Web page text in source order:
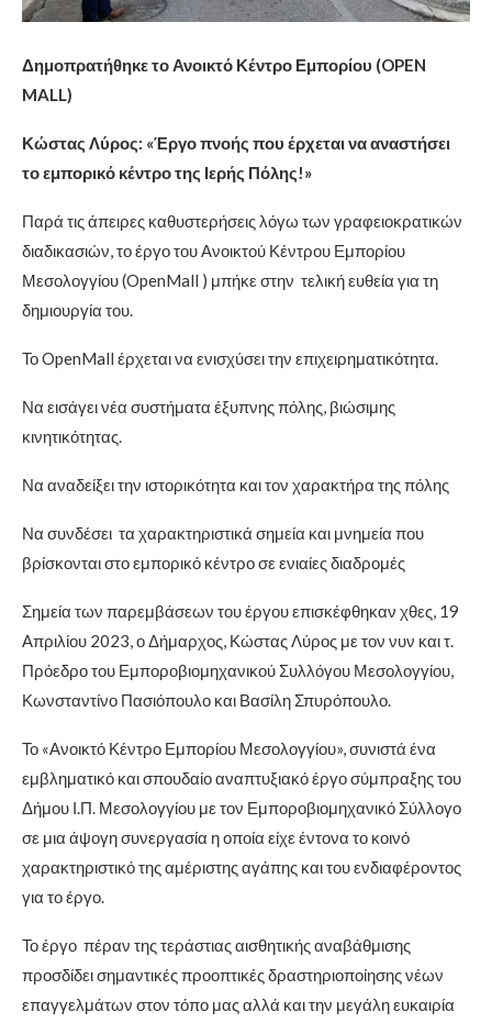
Δημοπρατήθηκε το Ανοικτό Κέντρο Εμπορίου (OPEN
MALL)
Κώστας Λύρος: «Έργο πνοής που έρχεται να αναστήσει
το εμπορικό κέντρο της Ιερής Πόλης!»
Παρά τις άπειρες καθυστερήσεις λόγω των γραφειοκρατικών
διαδικασιών, το έργο του Ανοικτού Κέντρου Εμπορίου
Μεσολογγίου (OpenMall ) μπήκε στην τελική ευθεία για τη
δημιουργία του.
Το OpenMall έρχεται να ενισχύσει την επιχειρηματικότητα.
Να εισάγει νέα συστήματα έξυπνης πόλης, βιώσιμης
κινητικότητας.
Να αναδείξει την ιστορικότητα και τον χαρακτήρα της πόλης
Να συνδέσει τα χαρακτηριστικά σημεία και μνημεία που
βρίσκονται στο εμπορικό κέντρο σε ενιαίες διαδρομές
Σημεία των παρεμβάσεων του έργου επισκέφθηκαν χθες, 19
Απριλίου 2023, ο Δήμαρχος, Κώστας Λύρος με τον νυν και τ.
Πρόεδρο του Εμποροβιομηχανικού Συλλόγου Μεσολογγίου,
Κωνσταντίνο Πασιόπουλο και Βασίλη Σπυρόπουλο.
Το «Ανοικτό Κέντρο Εμπορίου Μεσολογγίου», συνιστά ένα
εμβληματικό και σπουδαίο αναπτυξιακό έργο σύμπραξης του
Δήμου Ι.Π. Μεσολογγίου με τον Εμποροβιομηχανικό Σύλλογο
σε μια άψογη συνεργασία η οποία είχε έντονα το κοινό
χαρακτηριστικό της αμέριστης αγάπης και του ενδιαφέροντος
για το έργο.
Το έργο πέραν της τεράστιας αισθητικής αναβάθμισης
προσδίδει σημαντικές προοπτικές δραστηριοποίησης νέων
επαγγελμάτων στον τόπο μας αλλά και την μεγάλη ευκαιρία